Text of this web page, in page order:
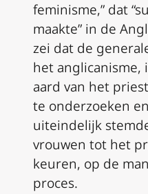
feminisme,” dat
maakte” in de
zei dat de
het anglicanisme,
aard van het
te onderzoeken
uiteindelijk
vrouwen tot het
keuren, op de
proces.